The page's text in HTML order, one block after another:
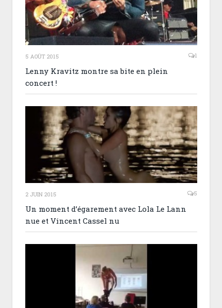
5 AOÛT 2015 1
Lenny Kravitz montre sa bite en plein
concert !
2 JUIN 2015 5
Un moment d’égarement avec Lola Le Lann
nue et Vincent Cassel nu